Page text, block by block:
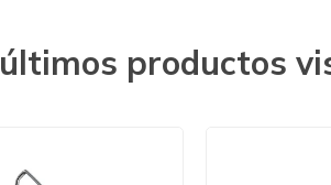
últimos productos